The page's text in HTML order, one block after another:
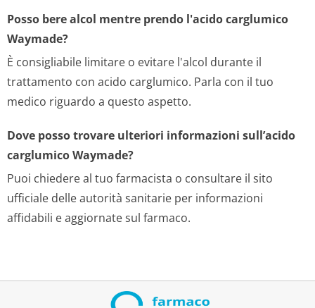
Posso bere alcol mentre prendo l'acido carglumico
Waymade?
È consigliabile limitare o evitare l'alcol durante il
trattamento con acido carglumico. Parla con il tuo
medico riguardo a questo aspetto.
Dove posso trovare ulteriori informazioni sull’acido
carglumico Waymade?
Puoi chiedere al tuo farmacista o consultare il sito
ufficiale delle autorità sanitarie per informazioni
affidabili e aggiornate sul farmaco.